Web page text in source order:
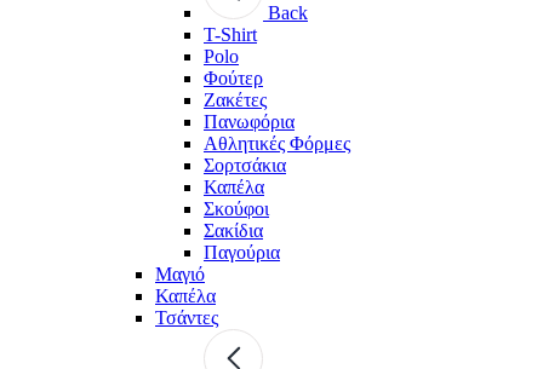
Back
T-Shirt
Polo
Φούτερ
Ζακέτες
Πανωφόρια
Αθλητικές Φόρμες
Σορτσάκια
Καπέλα
Σκούφοι
Σακίδια
Παγούρια
Μαγιό
Καπέλα
Τσάντες